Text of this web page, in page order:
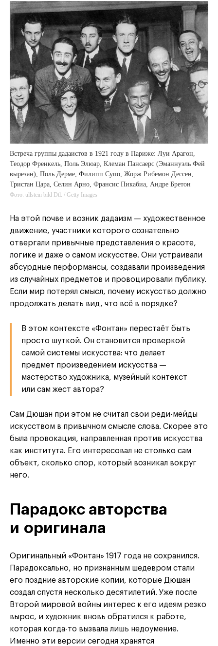
Встреча группы дадаистов в 1921 году в Париже: Луи Арагон,
Теодор Френкель, Поль Элюар, Клеман Пансаерс (Эманнуэль Фей
вырезан), Поль Дерме, Филипп Супо, Жорж Рибемон Дессен,
Тристан Цара, Селин Арно, Франсис Пикабиа, Андре Бретон
Фото: ullstein bild Dtl. / Getty Images
На этой почве и возник дадаизм — художественное
движение, участники которого сознательно
отвергали привычные представления о красоте,
логике и даже о самом искусстве. Они устраивали
абсурдные перформансы, создавали произведения
из случайных предметов и провоцировали публику.
Если мир потерял смысл, почему искусство должно
продолжать делать вид, что всё в порядке?
В этом контексте «Фонтан» перестаёт быть
просто шуткой. Он становится проверкой
самой системы искусства: что делает
предмет произведением искусства —
мастерство художника, музейный контекст
или сам жест автора?
Сам Дюшан при этом не считал свои реди-мейды
искусством в привычном смысле слова. Скорее это
была провокация, направленная против искусства
как института. Его интересовал не столько сам
объект, сколько спор, который возникал вокруг
него.
Парадокс авторства
и оригинала
Оригинальный «Фонтан» 1917 года не сохранился.
Парадоксально, но признанным шедевром стали
его поздние авторские копии, которые Дюшан
создал спустя несколько десятилетий. Уже после
Второй мировой войны интерес к его идеям резко
вырос, и художник вновь обратился к работе,
которая когда-то вызвала лишь недоумение.
Именно эти версии сегодня хранятся